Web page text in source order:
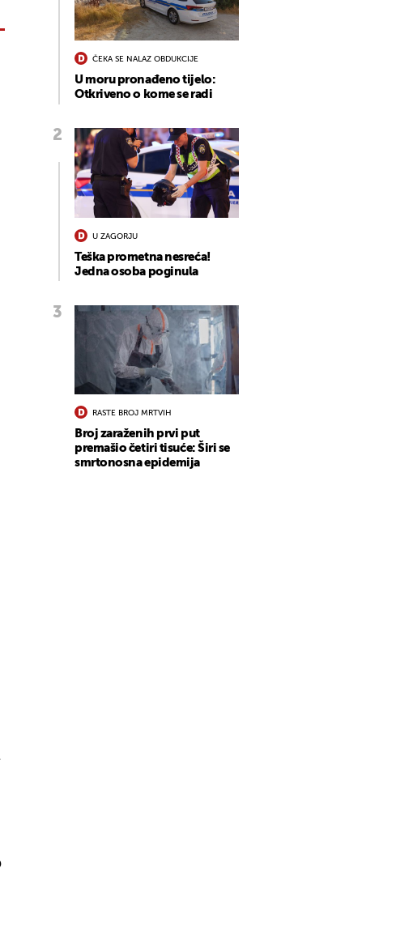
ČEKA SE NALAZ OBDUKCIJE
U moru pronađeno tijelo:
Otkriveno o kome se radi
U ZAGORJU
Teška prometna nesreća!
Jedna osoba poginula
RASTE BROJ MRTVIH
Broj zaraženih prvi put
premašio četiri tisuće: Širi se
smrtonosna epidemija